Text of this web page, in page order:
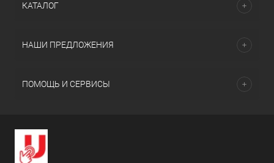
КАТАЛОГ
НАШИ ПРЕДЛОЖЕНИЯ
ПОМОЩЬ И СЕРВИСЫ